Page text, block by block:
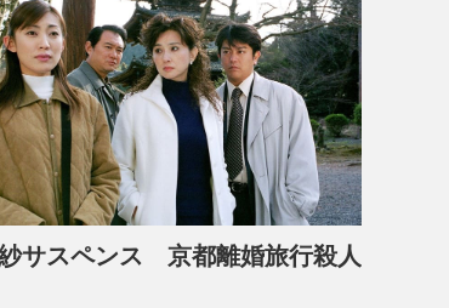
サスペンス 京都離婚旅行殺人